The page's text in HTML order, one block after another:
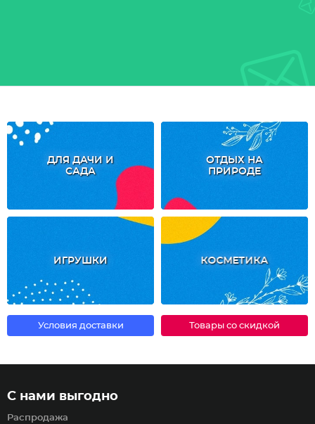
ДЛЯ ДАЧИ И
САДА
ОТДЫХ НА
ПРИРОДЕ
ИГРУШКИ КОСМЕТИКА
Условия доставки Товары со скидкой
С нами выгодно
Распродажа